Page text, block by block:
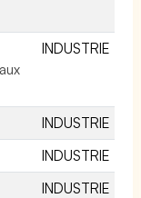
INDUSTRIE
INDUSTRIE
INDUSTRIE
INDUSTRIE